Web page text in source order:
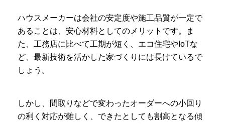
ハウスメーカーは会社の安定度や施工品質が一定で
あることは、安心材料としてのメリットです。ま
た、工務店に比べて工期が短く、エコ住宅やIoTな
ど、最新技術を活かした家づくりには長けているで
しょう。
しかし、間取りなどで変わったオーダーへの小回り
の利く対応が難しく、できたとしても割高となる傾